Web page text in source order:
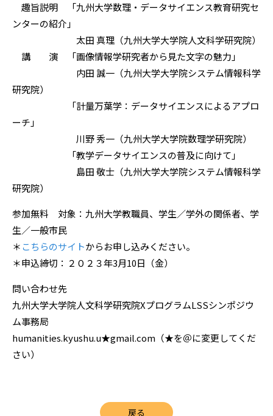
趣旨説明 「九州大学数理・データサイエンス教育研究セ
ンターの紹介」
太田 真理（九州大学大学院人文科学研究院）
講 演 「画像情報学研究者から見た文字の魅力」
内田 誠一（九州大学大学院システム情報科学
研究院）
「計量万葉学：データサイエンスによるアプロ
ーチ」
川野 秀一（九州大学大学院数理学研究院）
「教学データサイエンスの普及に向けて」
島田 敬士（九州大学大学院システム情報科学
研究院）
参加無料 対象：九州大学教職員、学生／学外の関係者、学
生／一般市民
＊こちらのサイトからお申し込みください。
＊申込締切：２０２３年3月10日（金）
問い合わせ先
九州大学大学院人文科学研究院XプログラムLSSシンポジウ
ム事務局
humanities.kyushu.u★gmail.com（★を＠に変更してくだ
さい）
戻る